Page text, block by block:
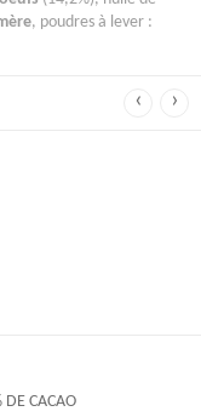
, poudres à lever :
‹ ›